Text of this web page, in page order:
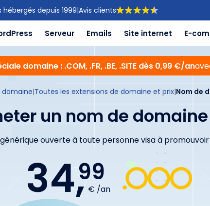
depuis 1999|Avis clients
Serveur Emails Site internet E-
domaine : .COM, .FR, .BE, .SITE dès 0,99 €/an
domaine|Toutes les extensions de domaine et prix|Nom de
un nom de
ouverte à toute personne visa à
34,99
€ /an